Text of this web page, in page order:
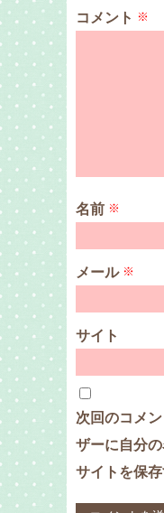
コメント ※
名前 ※
メール ※
サイト
次回のコメ
ザーに自分の
サイトを保存